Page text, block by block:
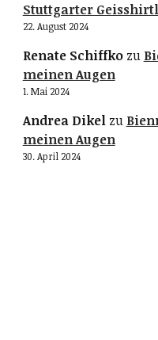
Stuttgarter
22. August 2024
Renate Schiffkozu
meinen Augen
1. Mai 2024
Andrea Dikelzu
meinen Augen
30. April 2024